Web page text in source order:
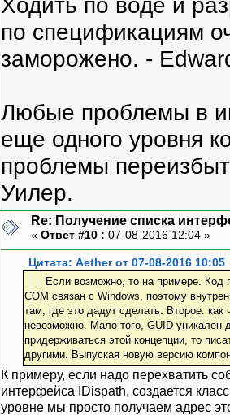
Ходить по воде и
по спецификациям
заморожено. -
Любые проблемы в
еще одного уровня
проблемы
Уилер.
Re: Получение списка
« Ответ #10 : 07-08-2016 12:04 »
Цитата: Aether от 07-08-2016 10:05
Если возможно, то на примере. Код приводить не нужно, просто для понимания. На настоящий момент я понимаю так:
COM связан с Windows, поэтому
там, где это дадут сделать. Второе:
невозможно. Мало того, GUID уникален
придерживаться этой концепции, то
другими. Выпуская новую версию
К примеру, если надо перехватить
интерфейса IDispath, создается
уровне мы просто получаем адрес